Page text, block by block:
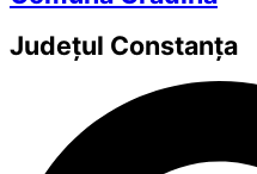
Județul Constanța